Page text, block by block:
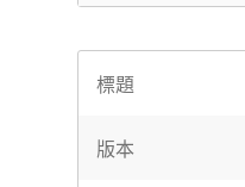
標題
版本